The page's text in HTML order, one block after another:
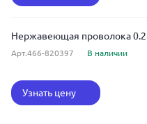
Нержавеющая проволока
Арт.466-820397 В наличии
Узнать цену